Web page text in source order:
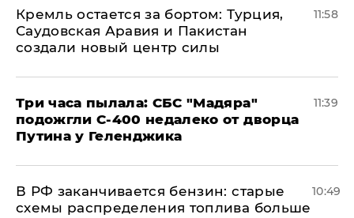
​Кремль остается за бортом: Турция,
Саудовская Аравия и Пакистан
создали новый центр силы
11:58
Три часа пылала: СБС "Мадяра"
подожгли С-400 недалеко от дворца
Путина у Геленджика
11:39
​В РФ заканчивается бензин: старые
схемы распределения топлива больше
10:49